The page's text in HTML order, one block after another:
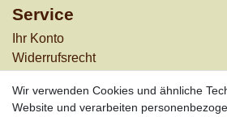
Service
Ihr Konto
Widerrufs­recht
Zahlungsarten
Wir verwenden Cookies und ähnliche
Website und verarbeiten